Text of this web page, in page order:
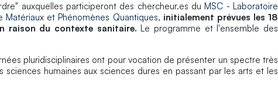
auxquelles participeront des chercheur.es du MSC - Laboratoire
Matériaux et Phénomènes Quantiques, initialement prévues les 18
raison du contexte sanitaire. Le programme et l'ensemble des
pluridisciplinaires ont pour vocation de présenter un spectre très
humaines aux sciences dures en passant par les arts et les